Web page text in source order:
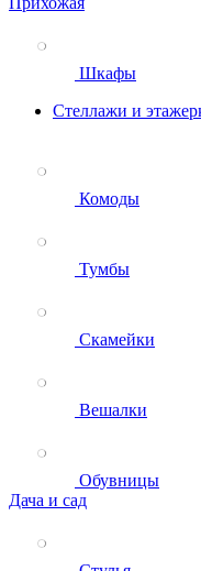
Шкафы
Стеллажи и
Комоды
Тумбы
Скамейки
Вешалки
Обувницы
Дача и сад